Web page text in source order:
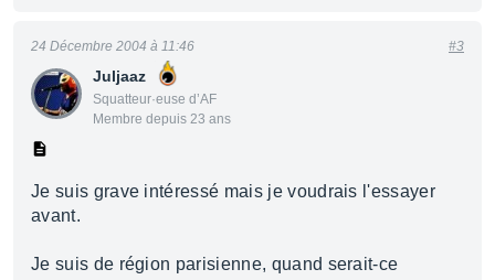
Juljaaz
Squatteur·euse d’AF
Membre depuis 23 ans
24 Décembre 2004 à 11:46 #3
Je suis grave intéressé mais je voudrais l'essayer
avant.
Je suis de région parisienne, quand serait-ce